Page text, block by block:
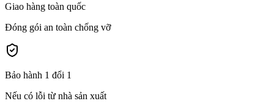
Giao hàng toàn quốc
Đóng gói an toàn chống vỡ
Bảo hành 1 đổi 1
Nếu có lỗi từ nhà sản xuất